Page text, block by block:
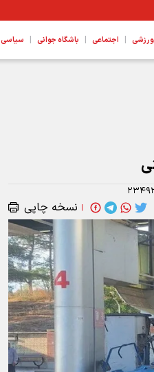
ورزشی | اجتماعی | باشگاه جوانی | سیاسی
| نسخه چاپی